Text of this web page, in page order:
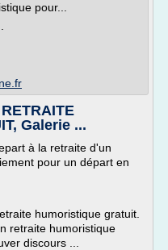
pour...
Galerie ...
à la retraite d'un
pour un départ en
humoristique gratuit.
retraite humoristique
discours ...